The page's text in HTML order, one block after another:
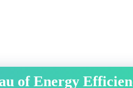
of Energy